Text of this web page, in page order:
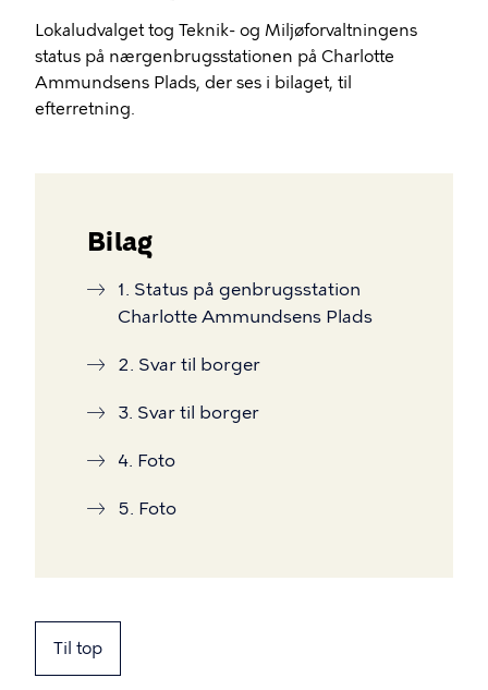
Lokaludvalget tog Teknik- og Miljøforvaltningens
status på nærgenbrugsstationen på Charlotte
Ammundsens Plads, der ses i bilaget, til
efterretning.
Bilag
1. Status på genbrugsstation
Charlotte Ammundsens Plads
2. Svar til borger
3. Svar til borger
4. Foto
5. Foto
Til top